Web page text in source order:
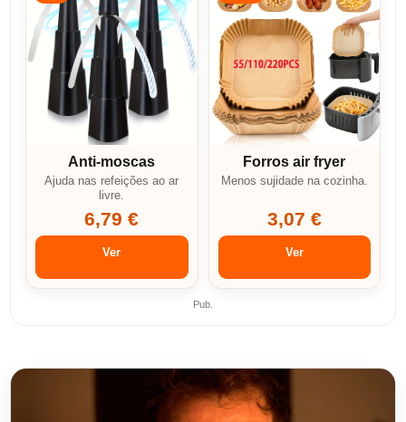
Anti-moscas
Ajuda nas refeições ao ar
livre.
6,79 €
Ver
Forros air fryer
Menos sujidade na cozinha.
3,07 €
Ver
Pub.